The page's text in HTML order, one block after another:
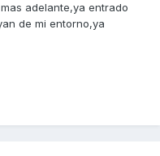
adelante,ya entrado
de mi entorno,ya